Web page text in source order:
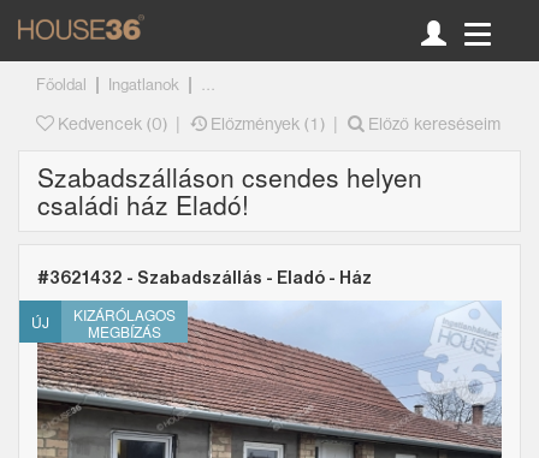
Főoldal Ingatlanok
Kedvencek (0) | Előzmények (1) | Előző kereséseim
Szabadszálláson csendes helyen
családi ház Eladó!
#3621432 - Szabadszállás - Eladó - Ház
ÚJ
KIZÁRÓLAGOS
MEGBÍZÁS